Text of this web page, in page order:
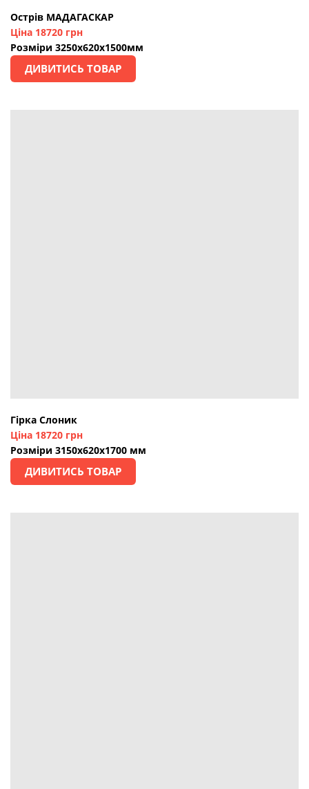
Острів МАДАГАСКАР
Ціна 18720 грн
Розміри 3250х620х1500мм
ДИВИТИСЬ ТОВАР
Гірка Слоник
Ціна 18720 грн
Розміри 3150х620х1700 мм
ДИВИТИСЬ ТОВАР